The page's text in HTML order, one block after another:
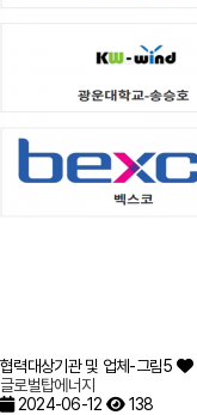
협력대상기관 및 업체-그림5
글로벌탑에너지
2024-06-12
138